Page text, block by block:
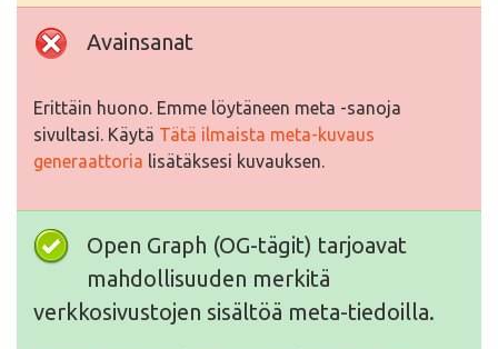
Avainsanat
Erittäin huono. Emme löytäneen meta -sanoja
sivultasi. Käytä Tätä ilmaista meta-kuvaus
generaattoria lisätäksesi kuvauksen.
Open Graph (OG-tägit) tarjoavat
mahdollisuuden merkitä
verkkosivustojen sisältöä meta-tiedoilla.